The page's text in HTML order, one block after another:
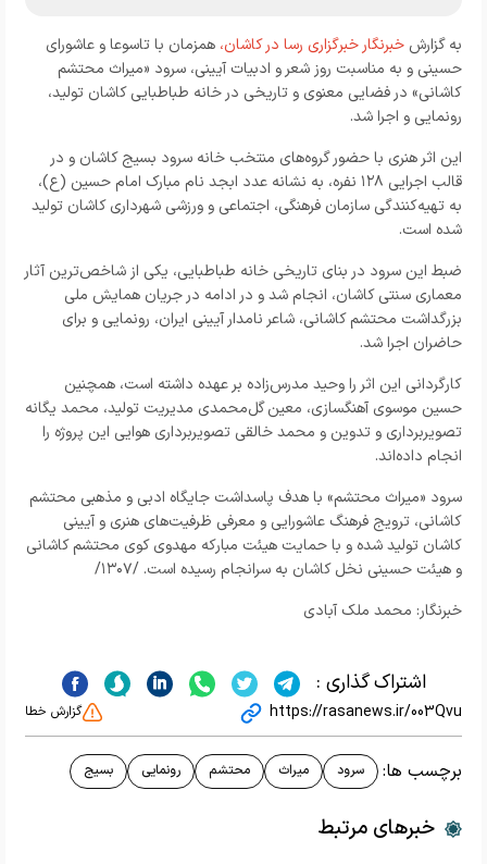
به گزارش خبرنگار خبرگزاری رسا در کاشان، همزمان با تاسوعا و عاشورای
حسینی و به مناسبت روز شعر و ادبیات آیینی، سرود «میراث محتشم
کاشانی» در فضایی معنوی و تاریخی در خانه طباطبایی کاشان تولید،
رونمایی و اجرا شد.
این اثر هنری با حضور گروه‌های منتخب خانه سرود بسیج کاشان و در
قالب اجرایی ۱۲۸ نفره، به نشانه عدد ابجد نام مبارک امام حسین (ع)،
به تهیه‌کنندگی سازمان فرهنگی، اجتماعی و ورزشی شهرداری کاشان تولید
شده است.
ضبط این سرود در بنای تاریخی خانه طباطبایی، یکی از شاخص‌ترین آثار
معماری سنتی کاشان، انجام شد و در ادامه در جریان همایش ملی
بزرگداشت محتشم کاشانی، شاعر نامدار آیینی ایران، رونمایی و برای
حاضران اجرا شد.
کارگردانی این اثر را وحید مدرس‌زاده بر عهده داشته است، همچنین
حسین موسوی آهنگسازی، معین گل‌محمدی مدیریت تولید، محمد یگانه
تصویربرداری و تدوین و محمد خالقی تصویربرداری هوایی این پروژه را
انجام داده‌اند.
سرود «میراث محتشم» با هدف پاسداشت جایگاه ادبی و مذهبی محتشم
کاشانی، ترویج فرهنگ عاشورایی و معرفی ظرفیت‌های هنری و آیینی
کاشان تولید شده و با حمایت هیئت مبارکه مهدوی کوی محتشم کاشانی
و هیئت حسینی نخل کاشان به سرانجام رسیده است. /۱۳۰۷/
خبرنگار: محمد ملک آبادی
اشتراک گذاری :
https://rasanews.ir/003Qvu گزارش خطا
برچسب ها: سرود میراث محتشم رونمایی بسیج
خبرهای مرتبط